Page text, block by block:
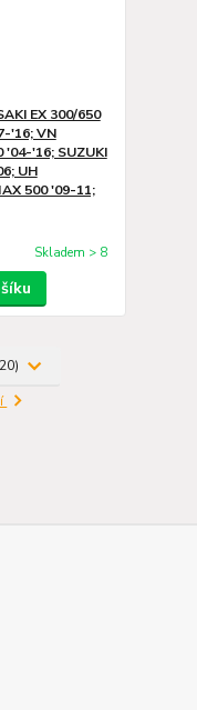
EX 300/650
'16; VN
'04-'16; SUZUKI
UH
500 '09-11;
Skladem > 8